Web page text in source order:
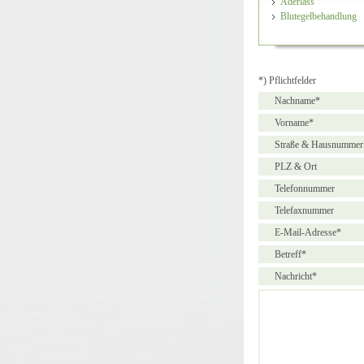
Blutegelbehandlung
*) Pflichtfelder
Nachname*
Vorname*
Straße & Hausnummer
PLZ & Ort
Telefonnummer
Telefaxnummer
E-Mail-Adresse*
Betreff*
Nachricht*